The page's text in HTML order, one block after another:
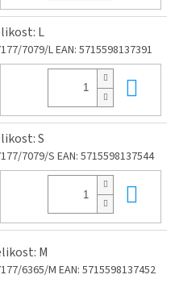
L
7079/LEAN: 5715598137391
S
7079/S EAN: 5715598137544
M
6365/M EAN: 5715598137452